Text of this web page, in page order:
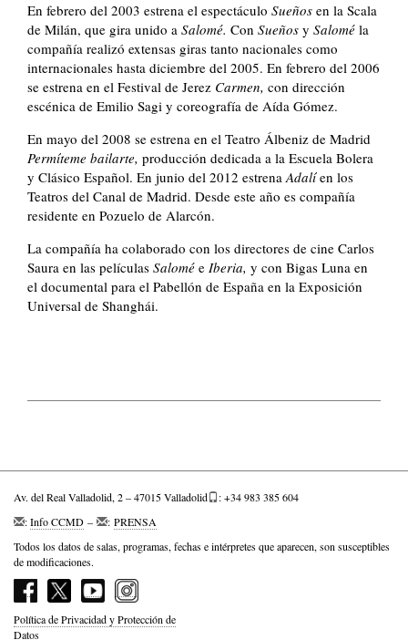
En febrero del 2003 estrena el espectáculo Sueños en la Scala
de Milán, que gira unido a Salomé. Con Sueños y Salomé la
compañía realizó extensas giras tanto nacionales como
internacionales hasta diciembre del 2005. En febrero del 2006
se estrena en el Festival de Jerez Carmen, con dirección
escénica de Emilio Sagi y coreografía de Aída Gómez.
En mayo del 2008 se estrena en el Teatro Álbeniz de Madrid
Permíteme bailarte, producción dedicada a la Escuela Bolera
y Clásico Español. En junio del 2012 estrenaAdalíen los
Teatros del Canal de Madrid. Desde este año es compañía
residente en Pozuelo de Alarcón.
La compañía ha colaborado con los directores de cine Carlos
Saura en las películas Salomé e Iberia, y con Bigas Luna en
el documental para el Pabellón de España en la Exposición
Universal de Shanghái.
Av. del Real Valladolid, 2 – 47015 Valladolid
: +34 983 385 604
:Info CCMD – : PRENSA
Todos los datos de salas, programas, fechas e intérpretes que aparecen, son susceptibles
de modificaciones.
Política de Privacidad y Protección de
Datos